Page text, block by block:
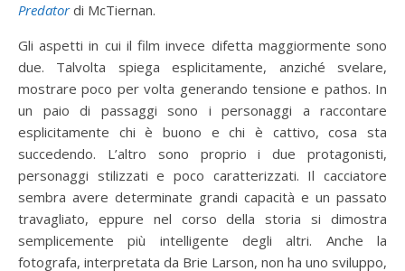
Predator di McTiernan.
Gli aspetti in cui il film invece difetta maggiormente sono
due. Talvolta spiega esplicitamente, anziché svelare,
mostrare poco per volta generando tensione e pathos. In
un paio di passaggi sono i personaggi a raccontare
esplicitamente chi è buono e chi è cattivo, cosa sta
succedendo. L’altro sono proprio i due protagonisti,
personaggi stilizzati e poco caratterizzati. Il cacciatore
sembra avere determinate grandi capacità e un passato
travagliato, eppure nel corso della storia si dimostra
semplicemente più intelligente degli altri. Anche la
fotografa, interpretata da Brie Larson, non ha uno sviluppo,